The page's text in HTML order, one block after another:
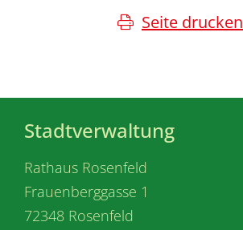
Seite drucken
Stadtverwaltung
Rathaus Rosenfeld
Frauenberggasse 1
72348 Rosenfeld